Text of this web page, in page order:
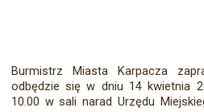
Burmistrz Miasta Karpacza
odbędzie się w dniu 14 kwietnia
10.00 w sali narad Urzędu